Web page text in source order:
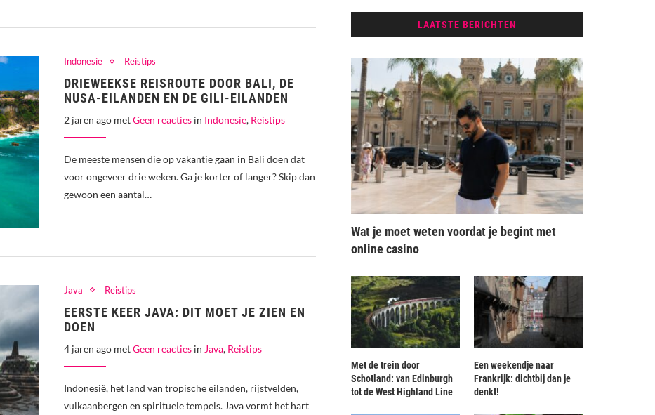
Indonesië Reistips
DRIEWEEKSE REISROUTE DOOR BALI, DE
NUSA-EILANDEN EN DE GILI-EILANDEN
2 jaren ago metGeen reacties in Indonesië, Reistips
De meeste mensen die op vakantie gaan in Bali doen dat
voor ongeveer drie weken. Ga je korter of langer? Skip dan
gewoon een aantal…
Java Reistips
EERSTE KEER JAVA: DIT MOET JE ZIEN EN
DOEN
4 jaren ago metGeen reacties in Java, Reistips
Indonesië, het land van tropische eilanden, rijstvelden,
vulkaanbergen en spirituele tempels. Java vormt het hart
LAATSTE BERICHTEN
Wat je moet weten voordat je begint met
online casino
Met de trein door
Schotland: van Edinburgh
tot de West Highland Line
Een weekendje naar
Frankrijk: dichtbij dan je
denkt!